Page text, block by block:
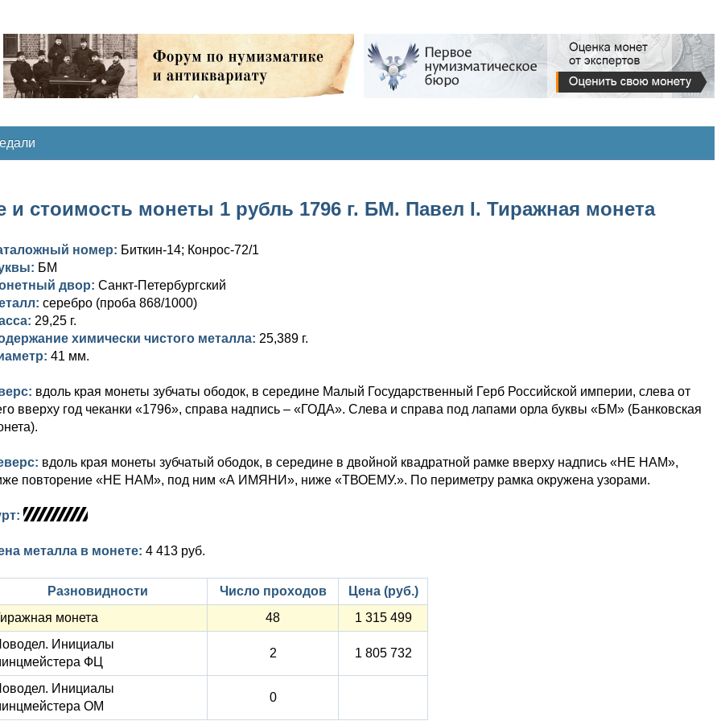
и стоимость монеты 1 рубль 1796 г. БМ. Павел I. Тиражная монета
номер: Биткин-14; Конрос-72/1
БМ
двор: Санкт-Петербургский
серебро (проба 868/1000)
29,25 г.
химически чистого металла: 25,389 г.
41 мм.
вдоль края монеты зубчаты ободок, в середине Малый Государственный Герб Российской империи, слева от
вверху год чеканки «1796», справа надпись – «ГОДА». Слева и справа под лапами орла буквы «БМ» (Банковская
вдоль края монеты зубчатый ободок, в середине в двойной квадратной рамке вверху надпись «НЕ НАМ»,
повторение «НЕ НАМ», под ним «А ИМЯНИ», ниже «ТВОЕМУ.». По периметру рамка окружена узорами.
металла в монете: 4 413 руб.
Разновидности Число проходов
Цена (руб.)
монета
48
1 315 499
Инициалы
ФЦ
2 1 805 732
Инициалы
ОМ
0